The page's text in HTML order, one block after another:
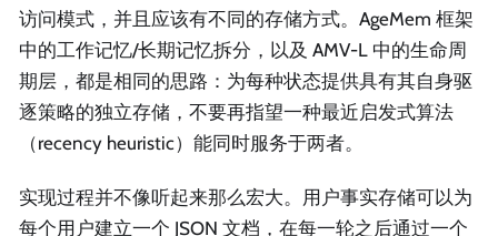
访问模式，并且应该有不同的存储方式。AgeMem 框架
中的工作记忆/长期记忆拆分，以及 AMV-L 中的生命周
期层，都是相同的思路：为每种状态提供具有其自身驱
逐策略的独立存储，不要再指望一种最近启发式算法
（recency heuristic）能同时服务于两者。
实现过程并不像听起来那么宏大。用户事实存储可以为
每个用户建立一个 JSON 文档，在每一轮之后通过一个